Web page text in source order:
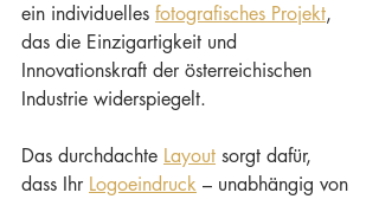
ein individuelles fotografisches Projekt,
das die Einzigartigkeit und
Innovationskraft der österreichischen
Industrie widerspiegelt.
Das durchdachte Layout sorgt dafür,
dass Ihr Logoeindruck – unabhängig von